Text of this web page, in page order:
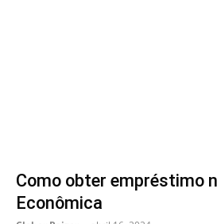
Como obter empréstimo
Econômica